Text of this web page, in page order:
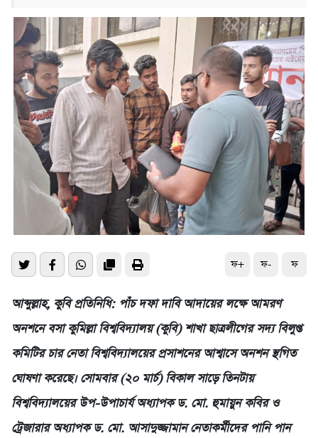
ফ+ ফ- ফ
আব্দুল্লাহ, কুবি প্রতিনিধি: পাঁচ দফা দাবি আদায়ের লক্ষে আমরণ
অনশনে বসা কুমিল্লা বিশ্ববিদ্যালয় (কুবি) শাখা ছাত্রলীগের সদ্য বিলুপ্ত
কমিটির চার নেতা বিশ্ববিদ্যালয়ের প্রসাশনের আশ্বাসে অনশন স্থগিত
ঘোষণা করেছে। সোমবার (২০ মার্চ) বিকাল সাড়ে তিনটায়
বিশ্ববিদ্যালয়ের উপ-উপাচার্য অধ্যাপক ড. মো. হুমায়ুন কবির ও
ট্রেজারার অধ্যাপক ড. মো. আসাদুজ্জামান নেতাকর্মীদের পানি পান